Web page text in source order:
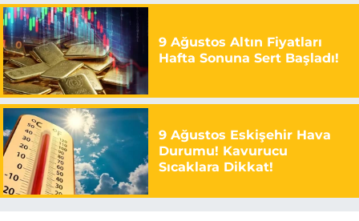
9 Ağustos Altın Fiyatları
Hafta Sonuna Sert Başladı!
9 Ağustos Eskişehir Hava
Durumu! Kavurucu
Sıcaklara Dikkat!